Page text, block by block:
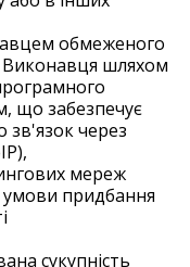
обмеженого
шляхом
що забезпечує
зв'язок через
мереж
умови придбання
сукупність